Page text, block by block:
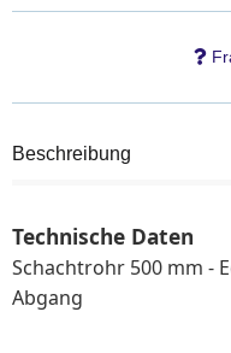
Beschreibung
Technische Daten
Schachtrohr 500 mm -
Abgang